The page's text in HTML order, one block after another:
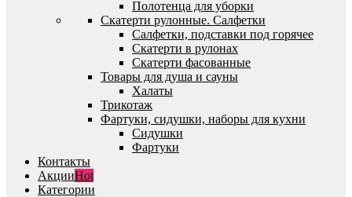
Полотенца для уборки
Скатерти рулонные. Салфетки
Салфетки, подставки под горячее
Скатерти в рулонах
Скатерти фасованные
Товары для душа и сауны
Халаты
Трикотаж
Фартуки, сидушки, наборы для кухни
Сидушки
Фартуки
Контакты
АкцииHot
Категории